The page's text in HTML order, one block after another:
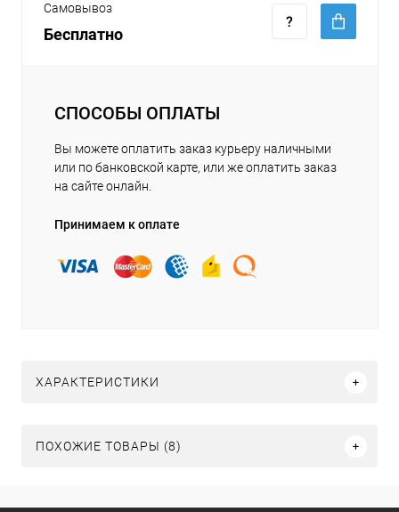
Самовывоз
Бесплатно
СПОСОБЫ ОПЛАТЫ
Вы можете оплатить заказ курьеру наличными
или по банковской карте, или же оплатить заказ
на сайте онлайн.
Принимаем к оплате
ХАРАКТЕРИСТИКИ
ПОХОЖИЕ ТОВАРЫ (8)